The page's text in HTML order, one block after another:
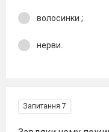
волосинки ;
нерви.
Запитання 7